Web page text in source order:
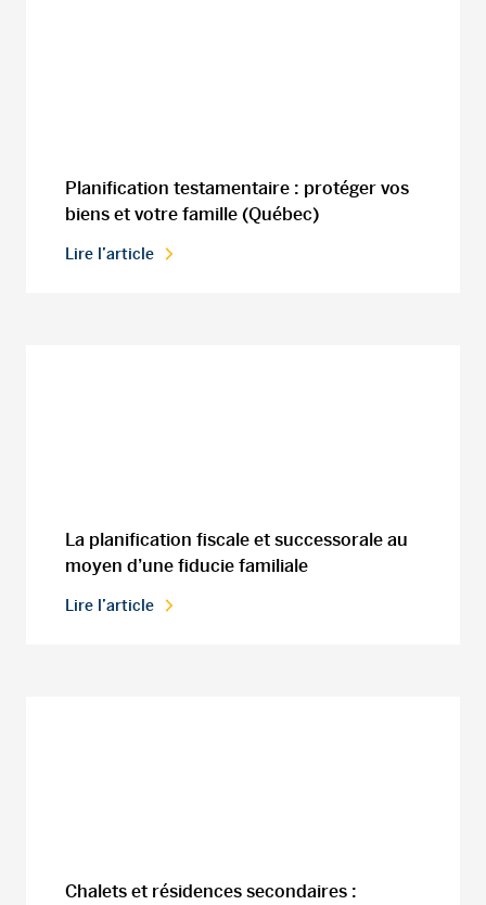
Planification testamentaire : protéger vos
biens et votre famille (Québec)
Lire l’article
La planification fiscale et successorale au
moyen d’une fiducie familiale
Lire l’article
Chalets et résidences secondaires :